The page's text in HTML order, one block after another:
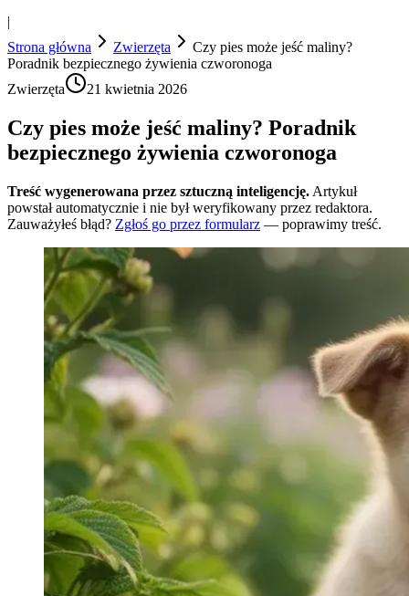
|
Strona główna
Zwierzęta
Czy pies może jeść maliny?
Poradnik bezpiecznego żywienia czworonoga
Zwierzęta
21 kwietnia 2026
Czy pies może jeść maliny? Poradnik
bezpiecznego żywienia czworonoga
Treść wygenerowana przez sztuczną inteligencję. Artykuł
powstał automatycznie i nie był weryfikowany przez redaktora.
Zauważyłeś błąd? Zgłoś go przez formularz — poprawimy treść.